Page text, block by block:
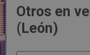
Otros en
(León)